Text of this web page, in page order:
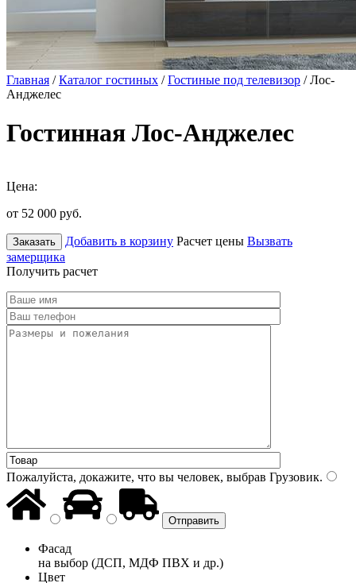
Главная /Каталог гостиных /Гостиные под телевизор / Лос-
Анджелес
Гостинная Лос-Анджелес
Цена:
от 52 000 руб.
Заказать Добавить в корзину Расчет цены Вызвать
замерщика
Получить расчет
Пожалуйста, докажите, что вы человек, выбрав Грузовик.
Фасад
на выбор (ДСП, МДФ ПВХ и др.)
Цвет